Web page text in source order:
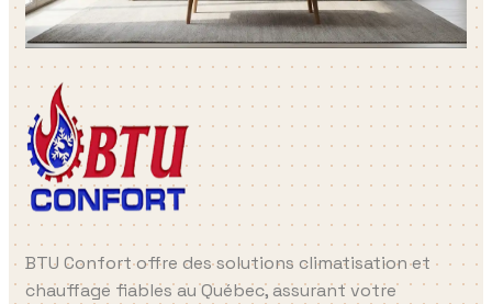
BTU Confort offre des solutions climatisation et
chauffage fiables au Québec, assurant votre